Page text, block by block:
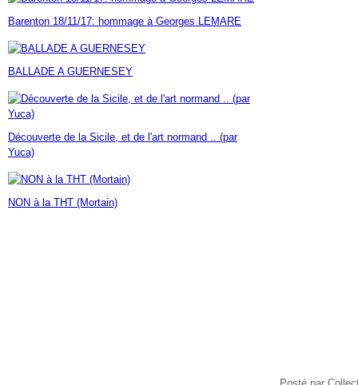
Janvier(7)
Février(9)
Janvier(18)
Mars(60)
Février(24)
Janvier(23)
Avril(14)
Mars (17)
Février(46)
Janvier (35)
Barenton 18/11/17: hommage à Georges LEMARE
BALLADE A GUERNESEY
Découverte de la Sicile, et de l'art normand .. (par
Yuca)
NON à la THT (Mortain)